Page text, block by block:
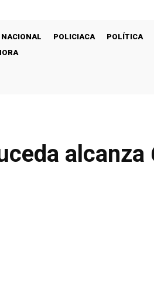
NACIONAL POLICIACA POLÍTICA
alcanza